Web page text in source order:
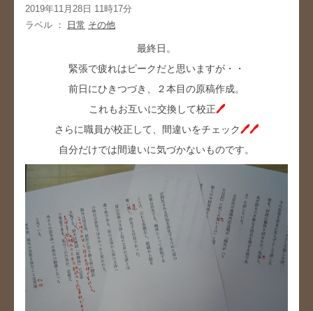
2019年11月28日 11時17分
ラベル ：
日常 その他
最終日。
緊張で疲れはピークだと思いますが・・
前日にひきつづき、２本目の原稿作成。
これもお互いに交換して校正🖊
さらに職員が校正して、間違いをチェック🖊🖊
自分だけでは間違いに気づかないものです。